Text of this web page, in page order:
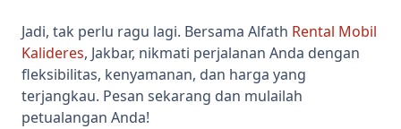
Jadi, tak perlu ragu lagi. Bersama Alfath Rental Mobil
Kalideres, Jakbar, nikmati perjalanan Anda dengan
fleksibilitas, kenyamanan, dan harga yang
terjangkau. Pesan sekarang dan mulailah
petualangan Anda!